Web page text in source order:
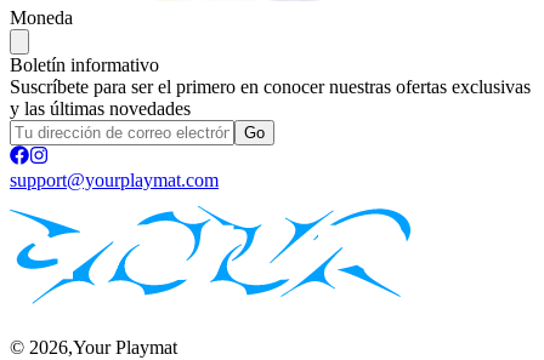
Moneda
Boletín informativo
Suscríbete para ser el primero en conocer nuestras ofertas exclusivas
y las últimas novedades
Go
support@yourplaymat.com
© 2026,Your Playmat